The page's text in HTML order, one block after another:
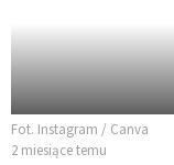
Fot. Instagram / Canva
2 miesiące temu